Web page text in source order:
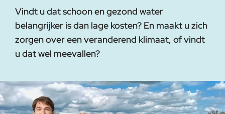
Vindt u dat schoon en gezond water
belangrijker is dan lage kosten? En maakt u zich
zorgen over een veranderend klimaat, of vindt
u dat wel meevallen?